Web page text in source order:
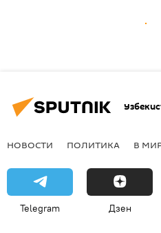
НОВОСТИ ПОЛИТИКА В
Telegram Дзен